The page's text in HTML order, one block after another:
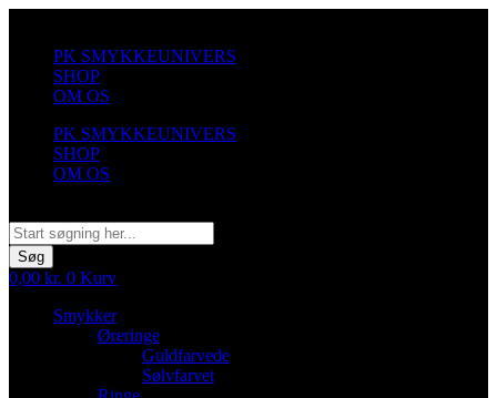
indholdPK SMYKKEUNIVERS
SHOP
OM OS
PK SMYKKEUNIVERS
SHOP
OM OS
Søg
0,00 kr. 0 Kurv
Smykker
Øreringe
Guldfarvede
Sølvfarvet